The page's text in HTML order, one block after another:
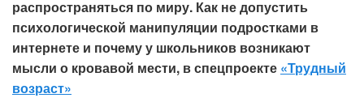
распространяться по миру. Как не допустить
психологической манипуляции подростками в
интернете и почему у школьников возникают
мысли о кровавой мести, в спецпроекте «Трудный
возраст»